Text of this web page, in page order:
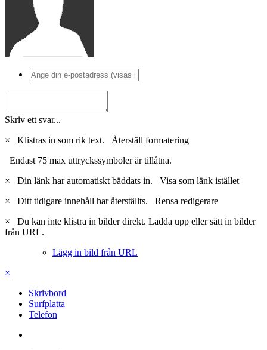
Skriv ett svar...
×
Klistras in som rik text. Återställ formatering
Endast 75 max uttryckssymboler är tillåtna.
×
Din länk har automatiskt bäddats in. Visa som länk istället
×
Ditt tidigare innehåll har återställts. Rensa redigerare
×
Du kan inte klistra in bilder direkt. Ladda upp eller sätt in bilder
från URL.
Lägg in bild från URL
×
Skrivbord
Surfplatta
Telefon